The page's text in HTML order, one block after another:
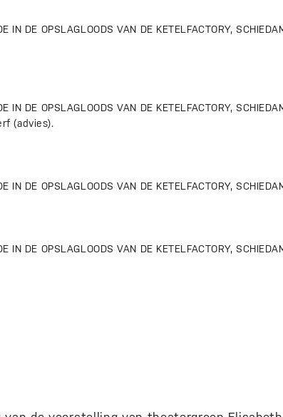
IN DE OPSLAGLOODS VAN DE KETELFACTORY,
IN DE OPSLAGLOODS VAN DE KETELFACTORY,
(advies).
IN DE OPSLAGLOODS VAN DE KETELFACTORY,
IN DE OPSLAGLOODS VAN DE KETELFACTORY,